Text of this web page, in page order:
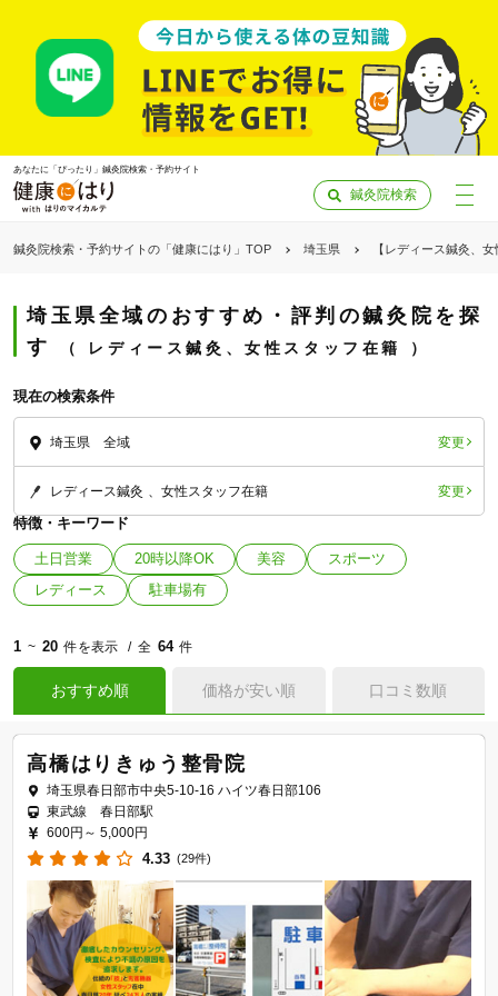
あなたに「ぴったり」鍼灸院検索・予約サイト
鍼灸院検索
鍼灸院検索・予約サイトの「健康にはり」TOP 埼玉県 【レディース鍼灸、
埼玉県全域のおすすめ・評判の鍼灸院を探
す
レディース鍼灸、女性スタッフ在籍
現在の検索条件
埼玉県 全域 変更
レディース鍼灸 女性スタッフ在籍 変更
特徴・キーワード
土日営業 20時以降OK 美容
スポーツ
レディース
駐車場有
1 ~ 20 件を表示 全 64 件
おすすめ順 価格が安い順 口コミ数順
高橋はりきゅう整骨院
埼玉県春日部市中央5-10-16 ハイツ春日部106
東武線 春日部駅
600円～ 5,000円
4.33 (29件)
「健康にはりを見た」